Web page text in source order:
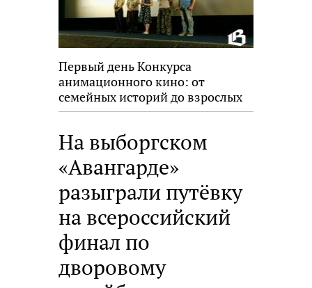
Первый день Конкурса
анимационного кино: от
семейных историй до взрослых
размышлений
На выборгском
«Авангарде»
разыграли путёвку
на всероссийский
финал по
дворовому